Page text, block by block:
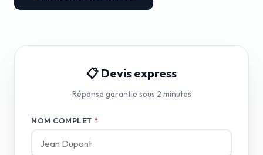
📋 Devis express
Réponse garantie sous 2 minutes
NOM COMPLET *